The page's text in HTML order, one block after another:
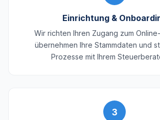
Einrichtung &
Wir richten Ihren Zugang zum
übernehmen Ihre Stammdaten und
Prozesse mit Ihrem
3